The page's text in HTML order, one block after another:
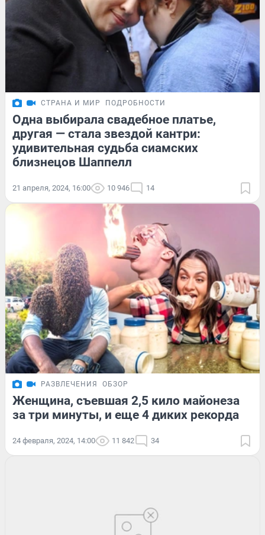
СТРАНА И МИР ПОДРОБНОСТИ
Одна выбирала свадебное платье,
другая — стала звездой кантри:
удивительная судьба сиамских
близнецов Шаппелл
21 апреля, 2024, 16:00 10 946 14
РАЗВЛЕЧЕНИЯ ОБЗОР
Женщина, съевшая 2,5 кило майонеза
за три минуты, и еще 4 диких рекорда
24 февраля, 2024, 14:00 11 842 34